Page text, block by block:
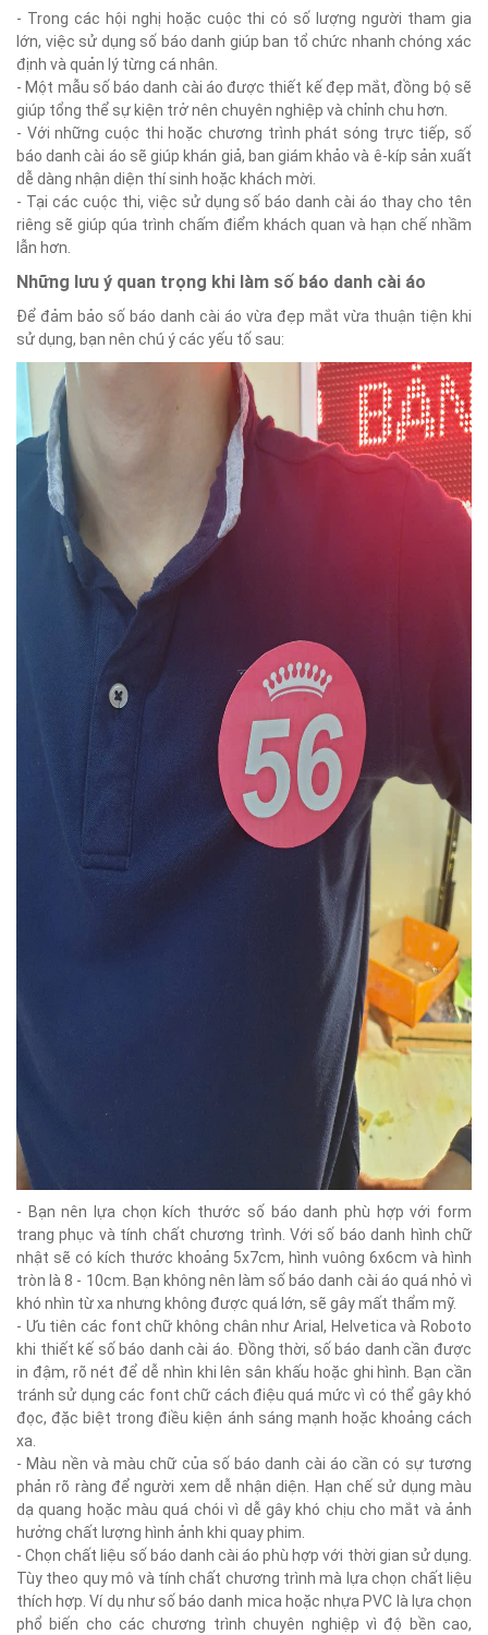
- Trong các hội nghị hoặc cuộc thi có số lượng người tham gia
lớn, việc sử dụng số báo danh giúp ban tổ chức nhanh chóng xác
định và quản lý từng cá nhân.
- Một mẫu số báo danh cài áo được thiết kế đẹp mắt, đồng bộ sẽ
giúp tổng thể sự kiện trở nên chuyên nghiệp và chỉnh chu hơn.
- Với những cuộc thi hoặc chương trình phát sóng trực tiếp, số
báo danh cài áo sẽ giúp khán giả, ban giám khảo và ê-kíp sản xuất
dễ dàng nhận diện thí sinh hoặc khách mời.
- Tại các cuộc thi, việc sử dụng số báo danh cài áo thay cho tên
riêng sẽ giúp qúa trình chấm điểm khách quan và hạn chế nhầm
lẫn hơn.
Những lưu ý quan trọng khi làm số báo danh cài áo
Để đảm bảo số báo danh cài áo vừa đẹp mắt vừa thuận tiện khi
sử dụng, bạn nên chú ý các yếu tố sau:
- Bạn nên lựa chọn kích thước số báo danh phù hợp với form
trang phục và tính chất chương trình. Với số báo danh hình chữ
nhật sẽ có kích thước khoảng 5x7cm, hình vuông 6x6cm và hình
tròn là 8 - 10cm. Bạn không nên làm số báo danh cài áo quá nhỏ vì
khó nhìn từ xa nhưng không được quá lớn, sẽ gây mất thẩm mỹ.
- Ưu tiên các font chữ không chân như Arial, Helvetica và Roboto
khi thiết kế số báo danh cài áo. Đồng thời, số báo danh cần được
in đậm, rõ nét để dễ nhìn khi lên sân khấu hoặc ghi hình. Bạn cần
tránh sử dụng các font chữ cách điệu quá mức vì có thể gây khó
đọc, đặc biệt trong điều kiện ánh sáng mạnh hoặc khoảng cách
xa.
- Màu nền và màu chữ của số báo danh cài áo cần có sự tương
phản rõ ràng để người xem dễ nhận diện. Hạn chế sử dụng màu
dạ quang hoặc màu quá chói vì dễ gây khó chịu cho mắt và ảnh
hưởng chất lượng hình ảnh khi quay phim.
- Chọn chất liệu số báo danh cài áo phù hợp với thời gian sử dụng.
Tùy theo quy mô và tính chất chương trình mà lựa chọn chất liệu
thích hợp. Ví dụ như số báo danh mica hoặc nhựa PVC là lựa chọn
phổ biến cho các chương trình chuyên nghiệp vì độ bền cao,